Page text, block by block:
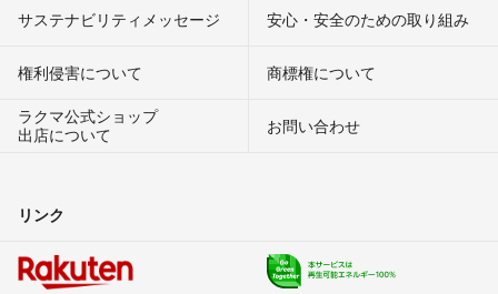
サステナビリティメッセージ 安心・安全のための取り組み
権利侵害について
商標権について
ラクマ公式ショップ
出店について
お問い合わせ
リンク